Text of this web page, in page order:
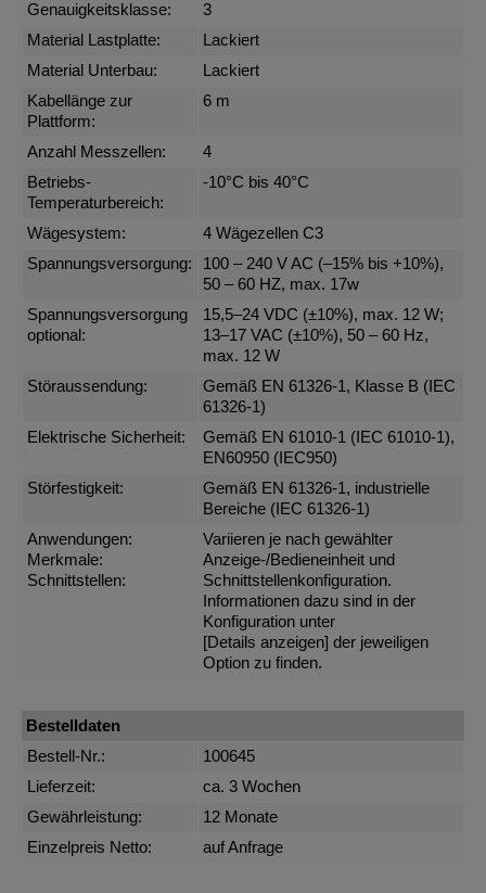
Genauigkeitsklasse:
3
Material Lastplatte:
Lackiert
Material Unterbau:
Lackiert
Kabellänge zur
Plattform:
6 m
Anzahl Messzellen:
4
Betriebs-
Temperaturbereich:
-10°C bis 40°C
Wägesystem:
4 Wägezellen C3
Spannungsversorgung:
100 – 240 V AC (–15% bis +10%),
50 – 60 HZ, max. 17w
Spannungsversorgung
optional:
15,5–24 VDC (±10%), max. 12 W;
13–17 VAC (±10%), 50 – 60 Hz,
max. 12 W
Störaussendung:
Gemäß EN 61326-1, Klasse B (IEC
61326-1)
Elektrische Sicherheit:
Gemäß EN 61010-1 (IEC 61010-1),
EN60950 (IEC950)
Störfestigkeit:
Gemäß EN 61326-1, industrielle
Bereiche (IEC 61326-1)
Anwendungen:
Merkmale:
Schnittstellen:
Variieren je nach gewählter
Anzeige-/Bedieneinheit und
Schnittstellenkonfiguration.
Informationen dazu sind in der
Konfiguration unter
[Details anzeigen] der jeweiligen
Option zu finden.
Bestelldaten
Bestell-Nr.:
100645
Lieferzeit:
ca. 3 Wochen
Gewährleistung:
12 Monate
Einzelpreis Netto:
auf Anfrage